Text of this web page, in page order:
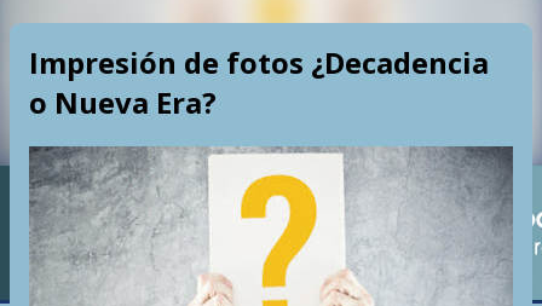
Impresión de fotos ¿Decadencia
o Nueva Era?